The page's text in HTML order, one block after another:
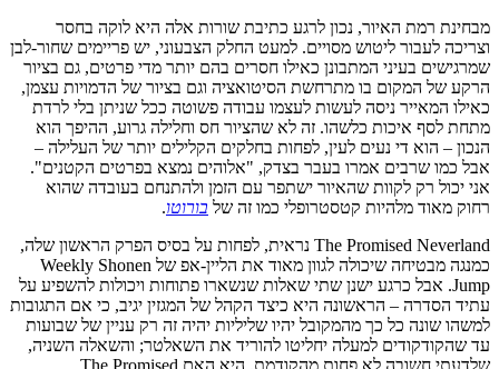
מבחינת רמת האיור, נכון לרגע כתיבת שורות אלה היא לוקה בחסר
וצריכה לעבור ליטוש מסויים. למעט החלק הצבעוני, יש פריימים שחור-לבן
שמרגישים בעיני המתבונן כאילו חסרים בהם יותר מדי פרטים, גם בציור
הרקע של המקום בו מתרחשת הסיטואציה וגם בציור של הדמויות עצמן,
כאילו המאייר ניסה לעשות לעצמו עבודה פשוטה ככל שניתן בלי לרדת
מתחת לסף איכות כלשהו. זה לא שהציור חס וחלילה גרוע, ההיפך הוא
הנכון – הוא די נעים לעין, לפחות בחלקים הקלילים יותר של העלילה –
אבל כמו שרבים אמרו בעבר בצדק, "אלוהים נמצא בפרטים הקטנים".
אני יכול רק לקוות שהאיור ישתפר עם הזמן ולהתנחם בעובדה שהוא
רחוק מאוד מלהיות קטסטרופלי כמו זה של בורוטו.
The Promised Neverland נראית, לפחות על בסיס הפרק הראשון שלה,
כמנגה מבטיחה שיכולה לגוון מאוד את הליין-אפ של Weekly Shonen
Jump. אבל כרגע ישנן שתי שאלות שנשארו פתוחות ויכולות להשפיע על
עתיד הסדרה – הראשונה היא כיצד הקהל של המגזין יגיב, כי אם התגובות
למשהו שונה כל כך מהמקובל יהיו שליליות יהיה זה רק עניין של שבועות
עד שהקודקודים למעלה יחליטו להוריד את השאלטר; והשאלה השניה,
שלדעתי חשובה לא פחות מהקודמת, היא האם The Promised